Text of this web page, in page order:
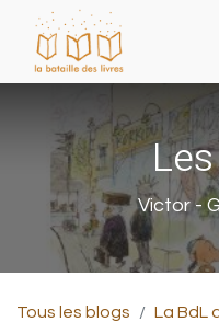
Victor -
Tous les blogs La BdL